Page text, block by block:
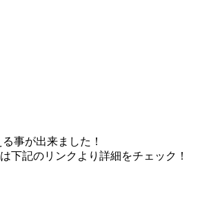
事が出来ました！
下記のリンクより詳細をチェック！